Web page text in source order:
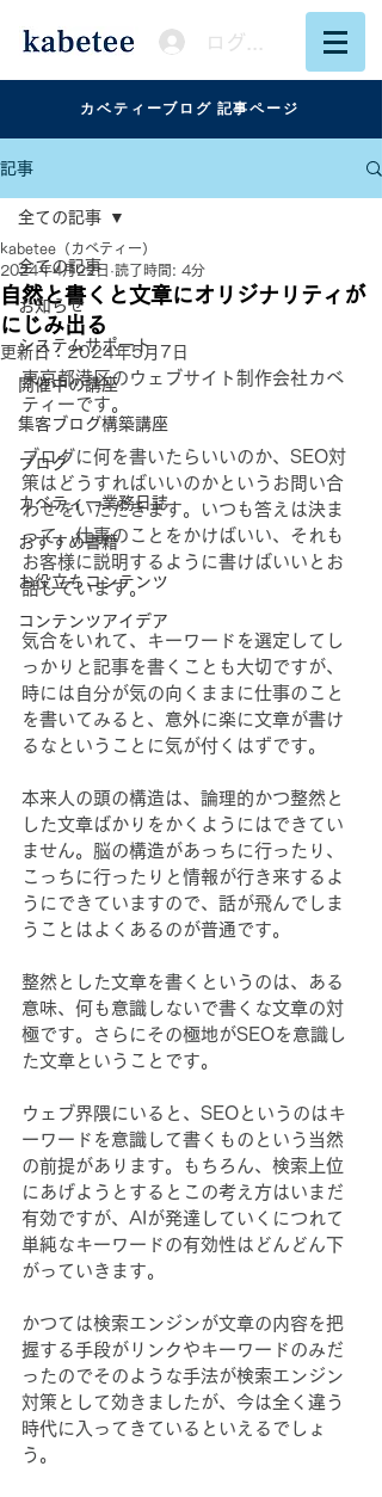
ログイン
カベティーブログ 記事ページ
記事
全ての記事
お知らせ
システムサポート
開催中の講座
集客ブログ構築講座
ブログ
カベティー業務日誌
おすすめ書籍
お役立ちコンテンツ
コンテンツアイデア
全ての記事
自然と書くと文章にオリジナリティが
にじみ出る
kabetee（カベティー）
2024年4月22日 読了時間: 4分
更新日： 2024年5月7日
東京都港区のウェブサイト制作会社カベ
ティーです。
ブログに何を書いたらいいのか、SEO対
策はどうすればいいのかというお問い合
わせをいただきます。いつも答えは決ま
って、仕事のことをかけばいい、それも
お客様に説明するように書けばいいとお
話しています。
気合をいれて、キーワードを選定してし
っかりと記事を書くことも大切ですが、
時には自分が気の向くままに仕事のこと
を書いてみると、意外に楽に文章が書け
るなということに気が付くはずです。
本来人の頭の構造は、論理的かつ整然と
した文章ばかりをかくようにはできてい
ません。脳の構造があっちに行ったり、
こっちに行ったりと情報が行き来するよ
うにできていますので、話が飛んでしま
うことはよくあるのが普通です。
整然とした文章を書くというのは、ある
意味、何も意識しないで書くな文章の対
極です。さらにその極地がSEOを意識し
た文章ということです。
ウェブ界隈にいると、SEOというのはキ
ーワードを意識して書くものという当然
の前提があります。もちろん、検索上位
にあげようとするとこの考え方はいまだ
有効ですが、AIが発達していくにつれて
単純なキーワードの有効性はどんどん下
がっていきます。
かつては検索エンジンが文章の内容を把
握する手段がリンクやキーワードのみだ
ったのでそのような手法が検索エンジン
対策として効きましたが、今は全く違う
時代に入ってきているといえるでしょ
う。